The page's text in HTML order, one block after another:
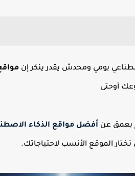
أوحتى
بعمق عن أفضل مواقع الذكاء
الموقع الأنسب لاحتياجاتك.